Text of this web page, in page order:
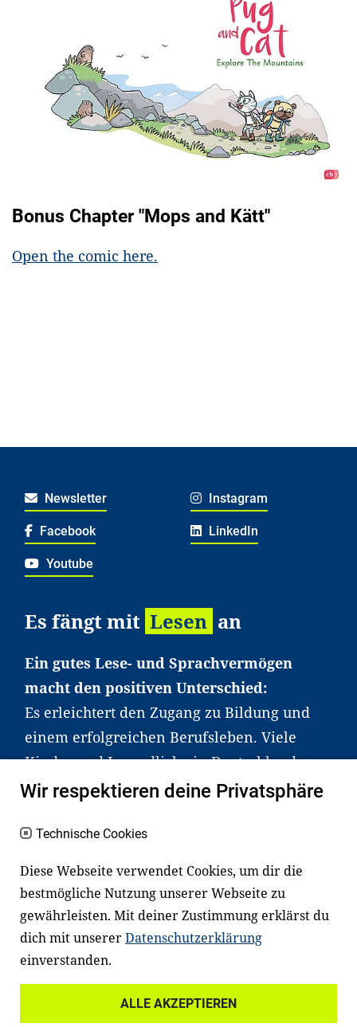
Bonus Chapter "Mops and Kätt"
Open the comic here.
Newsletter Instagram
Facebook LinkedIn
Youtube
Es fängt mit Lesen an
Ein gutes Lese- und Sprachvermögen
macht den positiven Unterschied:
Es erleichtert den Zugang zu Bildung und
einem erfolgreichen Berufsleben. Viele
Kinder und Jugendliche in Deutschland
haben aber große Schwierigkeiten dabei.
an Familien sowie an Erzieher*innen,
Lehrer*innen und andere
Fachexpert*innen. Dafür arbeiten wir eng
mit Ministerien, wissenschaftlichen
Einrichtungen, Verbänden, Unternehmen
und anderen Stiftungen zusammen.
Wir respektieren deine Privatsphäre
Technische Cookies
Diese Webseite verwendet Cookies, um dir die
bestmögliche Nutzung unserer Webseite zu
gewährleisten. Mit deiner Zustimmung erklärst du
dich mit unsererDatenschutzerklärung
einverstanden.
ALLE AKZEPTIEREN